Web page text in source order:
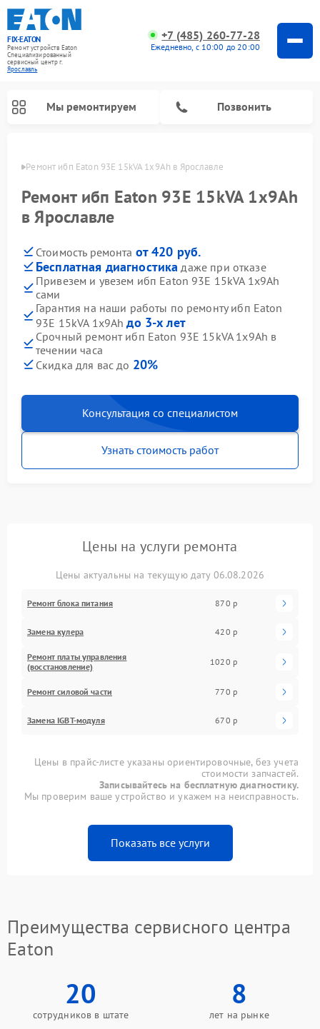
FIX-EATON
Ремонт устройств Eaton
Специализированный
cервисный центр г.
Ярославль
+7 (485) 260-77-28
Ежедневно, с 10:00 до 20:00
Мы ремонтируем Позвонить
Ремонт ибп Eaton 93E 15kVA 1x9Ah в Ярославле
Ремонт ибп Eaton 93E 15kVA 1x9Ah
в Ярославле
Стоимость ремонта от 420 руб.
Бесплатная диагностика даже при отказе
Привезем и увезем ибп Eaton 93E 15kVA 1x9Ah
сами
Гарантия на наши работы по ремонту ибп Eaton
93E 15kVA 1x9Ahдо 3-х лет
Срочный ремонт ибп Eaton 93E 15kVA 1x9Ah в
течении часа
Скидка для вас до 20%
Консультация со специалистом
Узнать стоимость работ
Цены на услуги ремонта
Цены актуальны на текущую дату 06.08.2026
Ремонт блока питания 870 р
Замена кулера 420 р
Ремонт платы управления
(восстановление)
1020 р
Ремонт силовой части 770 р
Замена IGBT-модуля 670 р
Цены в прайс-листе указаны ориентировочные, без учета
стоимости запчастей.
Записывайтесь на бесплатную диагностику.
Мы проверим ваше устройство и укажем на неисправность.
Показать все услуги
Преимущества сервисного центра
Eaton
20
сотрудников в штате
8
лет на рынке